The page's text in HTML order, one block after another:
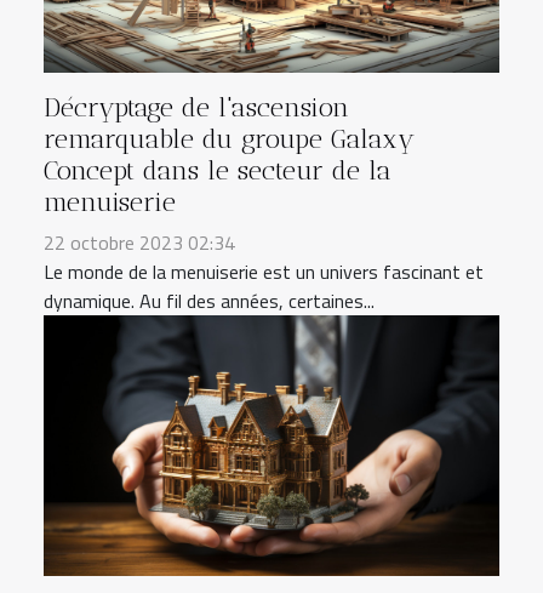
Décryptage de l'ascension
remarquable du groupe Galaxy
Concept dans le secteur de la
menuiserie
22 octobre 2023 02:34
Le monde de la menuiserie est un univers fascinant et
dynamique. Au fil des années, certaines...